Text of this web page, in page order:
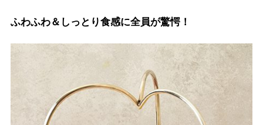
ふわふわ＆しっとり食感に全員が驚愕！